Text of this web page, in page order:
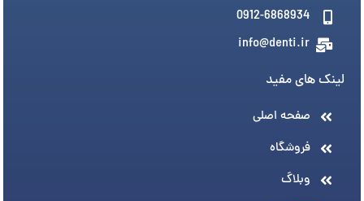
0912-6868934
info@denti.ir
لینک های مفید
صفحه اصلی
فروشگاه
وبلاگ